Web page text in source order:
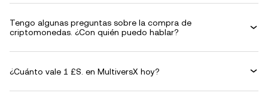
Tengo algunas preguntas sobre la compra de
criptomonedas. ¿Con quién puedo hablar?
¿Cuánto vale 1 £S. en MultiversX hoy?